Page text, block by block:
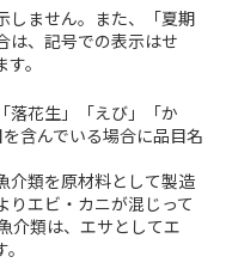
しません。また、「夏期
は、記号での表示はせ
。
落花生」「えび」「か
含んでいる場合に品目名
介類を原材料として製造
りエビ・カニが混じって
介類は、エサとしてエ